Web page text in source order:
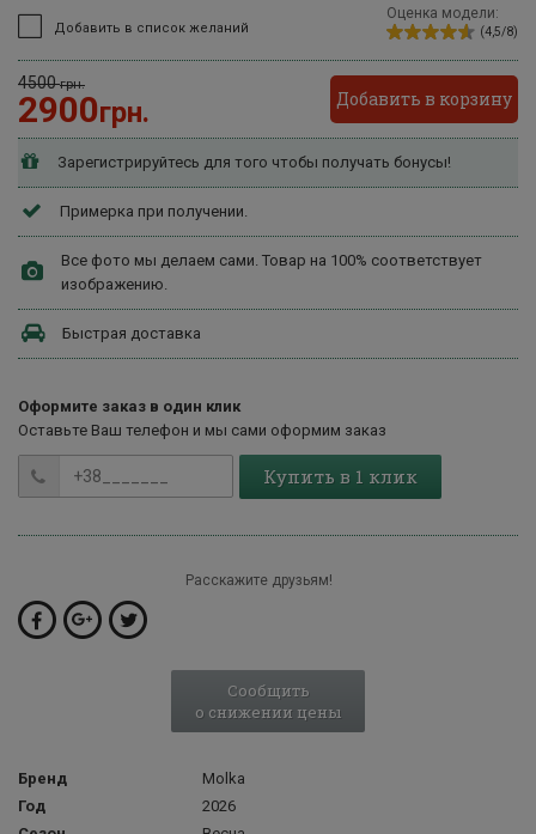
Добавить в список желаний
Оценка модели:
(4,5/8)
4500грн.
2900грн. Добавить в корзину
Зарегистрируйтесь для того чтобы получать бонусы!
Примерка при получении.
Все фото мы делаем сами. Товар на 100% соответствует
изображению.
Быстрая доставка
Оформите заказ в один клик
Оставьте Ваш телефон и мы сами оформим заказ
Купить в 1 клик
Расскажите друзьям!
Сообщить
о снижении цены
Бренд
Molka
Год
2026